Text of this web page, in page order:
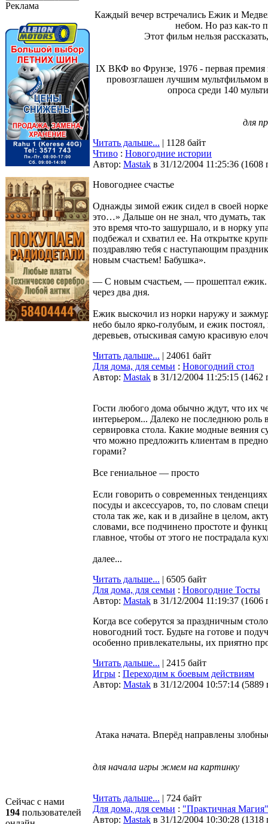
Реклама
Сейчас с нами
194 пользователей
Каждый вечер встречались Ежик и
небом. Но раз как-то
Этот фильм нельзя
IX ВКФ во Фрунзе, 1976 - первая премия
провозглашен лучшим мультфильмом
опроса среди 140
для
Читать дальше... | 1128 байт
Чтиво : Новогодние истории
Автор: Мastak в 31/12/2004 11:25:36 (1608
Новогоднее счастье
Однажды зимой ежик сидел в своей
это…» Дальше он не знал, что думать, так
это время что-то зашуршало, и в норку
подбежал и схватил ее. На открытке
поздравляю тебя с наступающим
новым счастьем! Бабушка».
— С новым счастьем, — прошептал
через два дня.
Ежик выскочил из норки наружу и
небо было ярко-голубым, и ежик
деревьев, отыскивая самую красивую
Читать дальше... | 24061 байт
Для дома, для семьи : Новогодний стол
Автор: Мastak в 31/12/2004 11:25:15 (1462
Гости любого дома обычно ждут, что их
интерьером... Далеко не последнюю роль
сервировка стола. Какие модные веяния
что можно предложить клиентам в
горами?
Все гениальное — просто
Если говорить о современных
посуды и аксессуаров, то, по словам
стола так же, как и в дизайне в целом,
словами, все подчинено простоте и
главное, чтобы от этого не пострадала
далее...
Читать дальше... | 6505 байт
Для дома, для семьи : Новогодние Тосты
Автор: Мastak в 31/12/2004 11:19:37 (1606
Когда все соберутся за праздничным
новогодний тост. Будьте на готове и
особенно привлекательны, их приятно
Читать дальше... | 2415 байт
Игры : Переходим к боевым действиям
Автор: Мastak в 31/12/2004 10:57:14 (5889
Атака начата. Вперёд направлены
для начала игры жмем на картинку
Читать дальше... | 724 байт
Для дома, для семьи : "Практичная Магия"
Автор: Мastak в 31/12/2004 10:30:28 (1318